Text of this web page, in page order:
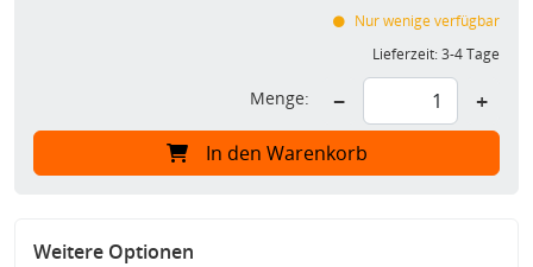
Nur wenige verfügbar
Lieferzeit:3-4 Tage
Menge: − +
In den Warenkorb
Weitere Optionen